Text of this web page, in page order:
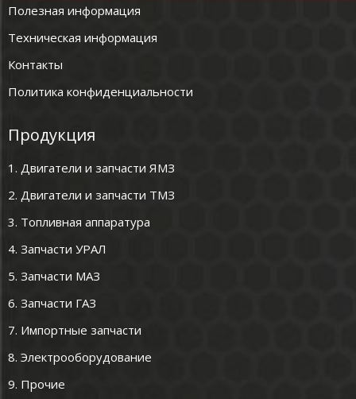
Полезная информация
Техническая информация
Контакты
Политика конфиденциальности
Продукция
1. Двигатели и запчасти ЯМЗ
2. Двигатели и запчасти ТМЗ
3. Топливная аппаратура
4. Запчасти УРАЛ
5. Запчасти МАЗ
6. Запчасти ГАЗ
7. Импортные запчасти
8. Электрооборудование
9. Прочие